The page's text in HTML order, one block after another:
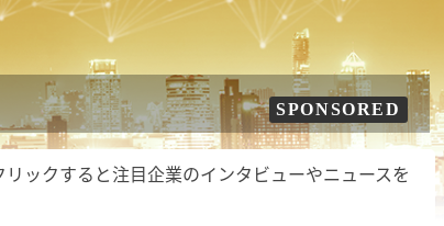
SPONSORED
ックすると注目企業のインタビューやニュースを